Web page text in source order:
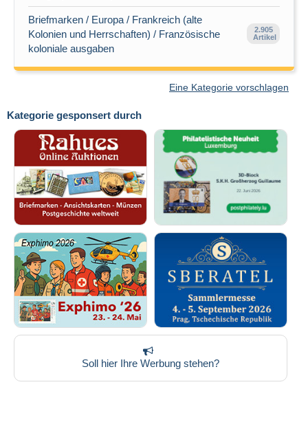
Kategorie gesponsert durch
Soll hier Ihre Werbung stehen?
Briefmarken / Europa / Frankreich (alte
Kolonien und Herrschaften) / Französische
koloniale ausgaben
2.905
Artikel
Eine Kategorie vorschlagen